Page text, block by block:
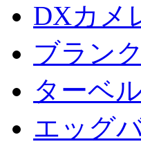
DXカメ
ブラン
ターベ
エッグ